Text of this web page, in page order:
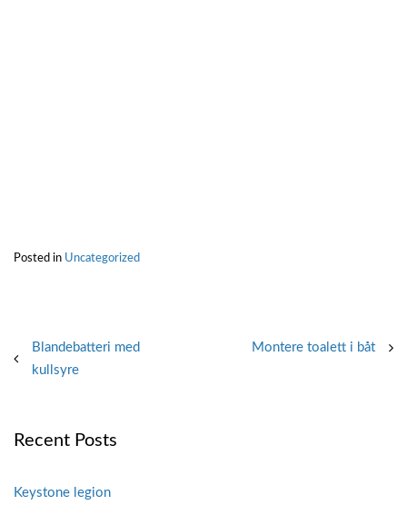
Posted in Uncategorized
Post
navigation
Blandebatteri med
kullsyre
Montere toalett i båt
Recent Posts
Keystone legion